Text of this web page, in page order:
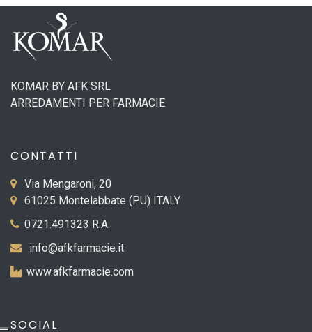
KOMAR BY AFK SRL
ARREDAMENTI PER FARMACIE
CONTATTI
Via Mengaroni, 20
61025 Montelabbate (PU) ITALY
0721.491323 R.A.
info@afkfarmacie.it
www.afkfarmacie.com
SOCIAL